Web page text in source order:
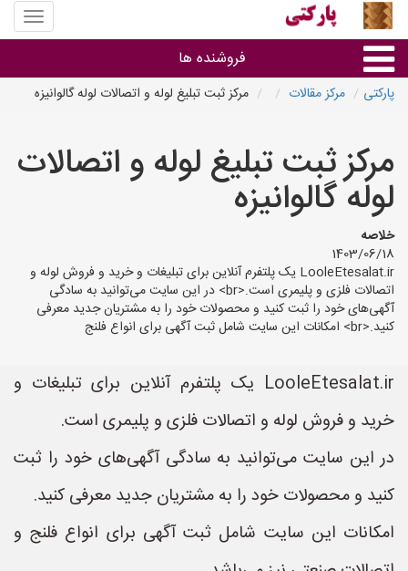
منوی
سایت
فروشنده ها
استان ها
پارکتی مرکز مقالات مرکز ثبت تبلیغ لوله و اتصالات لوله گالوانیزه
مرکز ثبت تبلیغ لوله و اتصالات
لوله گالوانیزه
خلاصه
1403/06/18
LooleEtesalat.ir یک پلتفرم آنلاین برای تبلیغات و خرید و فروش لوله و
اتصالات فلزی و پلیمری است.<br> در این سایت می‌توانید به سادگی
آگهی‌های خود را ثبت کنید و محصولات خود را به مشتریان جدید معرفی
کنید.<br> امکانات این سایت شامل ثبت آگهی برای انواع فلنج
LooleEtesalat.ir یک پلتفرم آنلاین برای تبلیغات و
خرید و فروش لوله و اتصالات فلزی و پلیمری است.
در این سایت می‌توانید به سادگی آگهی‌های خود را ثبت
کنید و محصولات خود را به مشتریان جدید معرفی کنید.
امکانات این سایت شامل ثبت آگهی برای انواع فلنج و